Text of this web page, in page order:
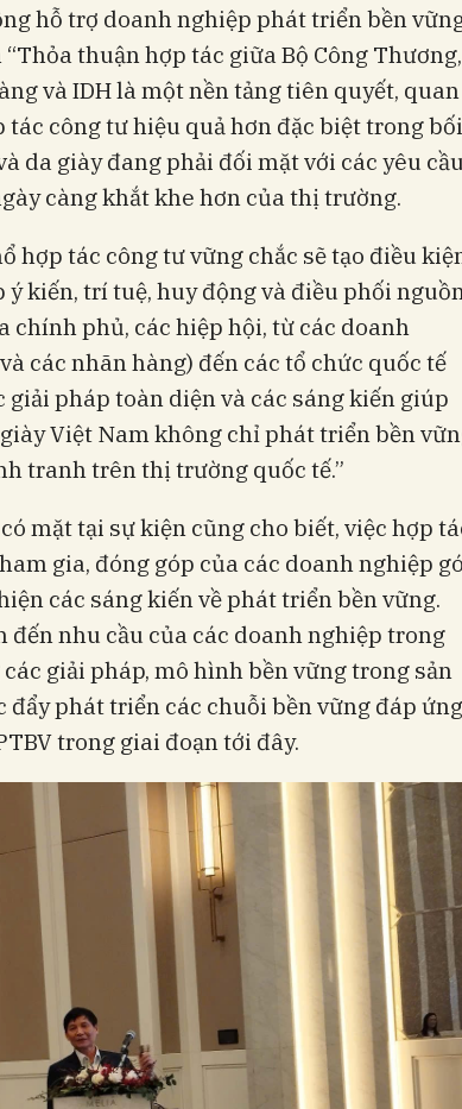
hỗ trợ doanh nghiệp phát triển bền
thuận hợp tác giữa Bộ Công Thương,
và IDH là một nền tảng tiên quyết, quan
tác công tư hiệu quả hơn đặc biệt trong bối
da giày đang phải đối mặt với các yêu cầu
càng khắt khe hơn của thị trường.
hợp tác công tư vững chắc sẽ tạo điều
ý kiến, trí tuệ, huy động và điều phối
chính phủ, các hiệp hội, từ các doanh
các nhãn hàng) đến các tổ chức quốc tế
giải pháp toàn diện và các sáng kiến giúp
Việt Nam không chỉ phát triển bền
tranh trên thị trường quốc tế.”
mặt tại sự kiện cũng cho biết, việc hợp
gia, đóng góp của các doanh nghiệp
các sáng kiến về phát triển bền vững.
đến nhu cầu của các doanh nghiệp trong
giải pháp, mô hình bền vững trong sản
phát triển các chuỗi bền vững đáp ứng
trong giai đoạn tới đây.